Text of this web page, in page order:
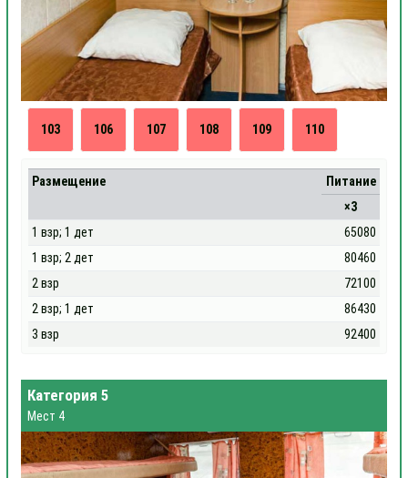
103 106 107 108 109 110
Размещение
Питание
×3
1 взр; 1 дет
65080
1 взр; 2 дет
80460
2 взр
72100
2 взр; 1 дет
86430
3 взр
92400
Категория 5
Мест 4